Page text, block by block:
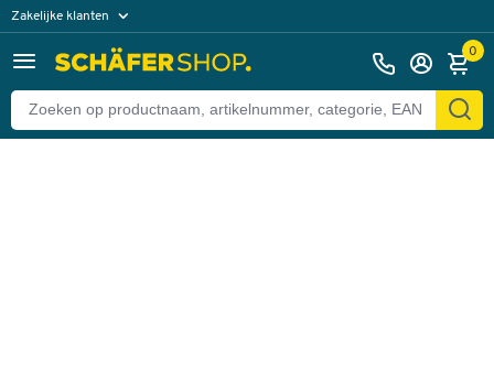
Zakelijke klanten
Particuliere klanten 0
Terug